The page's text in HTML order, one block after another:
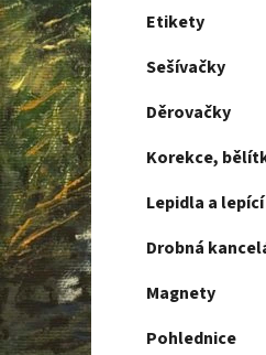
Etikety
Sešívačky
Děrovačky
Korekce,
Lepidla a
Drobná
Magnety
Pohlednice